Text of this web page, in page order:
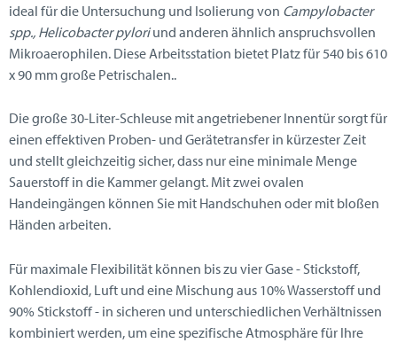
ideal für die Untersuchung und Isolierung von Campylobacter
spp., Helicobacter pyloriund anderen ähnlich anspruchsvollen
Mikroaerophilen. Diese Arbeitsstation bietet Platz für 540 bis 610
x 90 mm große Petrischalen..
Die große 30-Liter-Schleuse mit angetriebener Innentür sorgt für
einen effektiven Proben- und Gerätetransfer in kürzester Zeit
und stellt gleichzeitig sicher, dass nur eine minimale Menge
Sauerstoff in die Kammer gelangt. Mit zwei ovalen
Handeingängen können Sie mit Handschuhen oder mit bloßen
Händen arbeiten.
Für maximale Flexibilität können bis zu vier Gase - Stickstoff,
Kohlendioxid, Luft und eine Mischung aus 10% Wasserstoff und
90% Stickstoff - in sicheren und unterschiedlichen Verhältnissen
kombiniert werden, um eine spezifische Atmosphäre für Ihre